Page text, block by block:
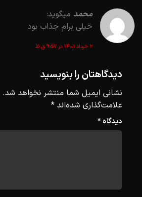
محمد میگوید:
خیلی برام جذاب بود
۲ خرداد ۱۴۰۱ در ۹:۵۷ ق.ظ
دیدگاهتان را بنویسید
نشانی ایمیل شما منتشر نخواهد شد.
علامت‌گذاری شده‌اند *
دیدگاه*